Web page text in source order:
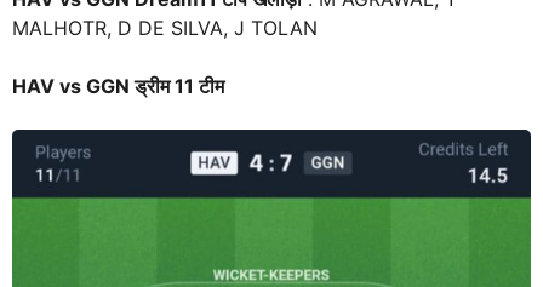
MALHOTR, D DE SILVA, J TOLAN
HAV vs GGN ड्रीम 11 टीम